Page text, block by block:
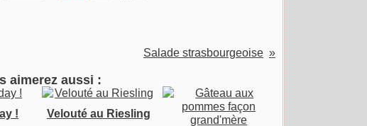
Salade strasbourgeoise
aimerez aussi :
! Velouté au Riesling